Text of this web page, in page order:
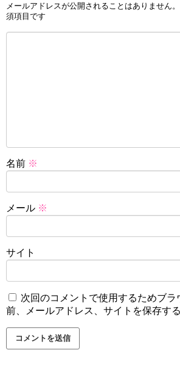
メールアドレスが公開されることはありません。
須項目です
名前 ※
メール ※
サイト
次回のコメントで使用するためブラ
前、メールアドレス、サイトを保存する